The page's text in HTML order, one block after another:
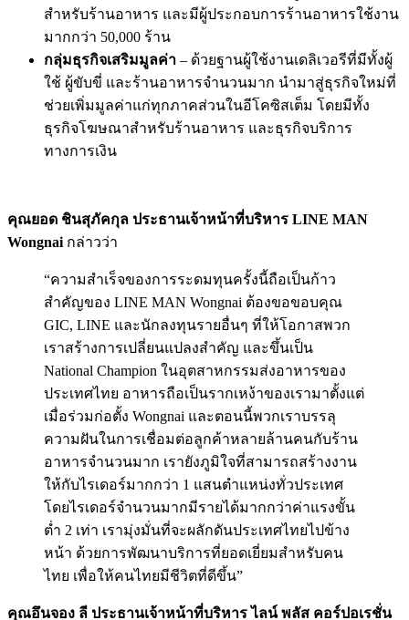
สำหรับร้านอาหาร และมีผู้ประกอบการร้านอาหารใช้งาน
มากกว่า 50,000 ร้าน
กลุ่มธุรกิจเสริมมูลค่า – ด้วยฐานผู้ใช้งานเดลิเวอรีที่มีทั้งผู้
ใช้ ผู้ขับขี่ และร้านอาหารจำนวนมาก นำมาสู่ธุรกิจใหม่ที่
ช่วยเพิ่มมูลค่าแก่ทุกภาคส่วนในอีโคซิสเต็ม โดยมีทั้ง
ธุรกิจโฆษณาสำหรับร้านอาหาร และธุรกิจบริการ
ทางการเงิน
คุณยอด ชินสุภัคกุล ประธานเจ้าหน้าที่บริหาร LINE MAN
Wongnai กล่าวว่า
“ความสำเร็จของการระดมทุนครั้งนี้ถือเป็นก้าว
สำคัญของ LINE MAN Wongnai ต้องขอขอบคุณ
GIC, LINE และนักลงทุนรายอื่นๆ ที่ให้โอกาสพวก
เราสร้างการเปลี่ยนแปลงสำคัญ และขึ้นเป็น
National Champion ในอุตสาหกรรมส่งอาหารของ
ประเทศไทย อาหารถือเป็นรากเหง้าของเรามาตั้งแต่
เมื่อร่วมก่อตั้ง Wongnai และตอนนี้พวกเราบรรลุ
ความฝันในการเชื่อมต่อลูกค้าหลายล้านคนกับร้าน
อาหารจำนวนมาก เรายังภูมิใจที่สามารถสร้างงาน
ให้กับไรเดอร์มากกว่า 1 แสนตำแหน่งทั่วประเทศ
โดยไรเดอร์จำนวนมากมีรายได้มากกว่าค่าแรงขั้น
ต่ำ 2 เท่า เรามุ่งมั่นที่จะผลักดันประเทศไทยไปข้าง
หน้า ด้วยการพัฒนาบริการที่ยอดเยี่ยมสำหรับคน
ไทย เพื่อให้คนไทยมีชีวิตที่ดีขึ้น”
คุณอึนจอง ลี ประธานเจ้าหน้าที่บริหาร ไลน์ พลัส คอร์ปอเรชั่น